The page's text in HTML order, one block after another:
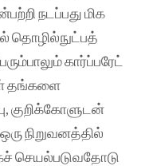
நடப்பது மிக
தொழில்நுட்பத்
கார்ப்பரேட்
தங்களை
குறிக்கோளுடன்
நிறுவனத்தில்
செயல்படுவதோடு